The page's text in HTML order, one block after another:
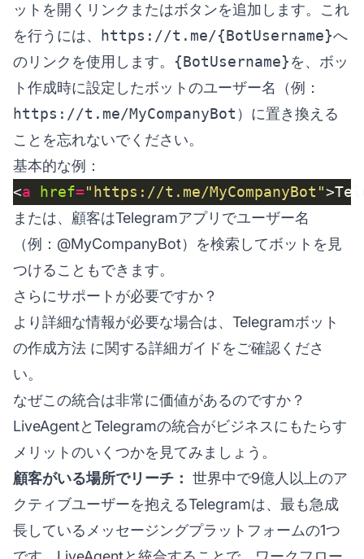
ットを開くリンクまたはボタンを追加します。これ
を行うには、
https://t.me/{BotUsername}へ
のリンクを使用します。 {BotUsername}を、ボッ
ト作成時に設定したボットのユーザー名（例：
https://t.me/MyCompanyBot ）に置き換える
ことを忘れないでください。
基本的な例：
<a href="https://t.me/MyCompanyBot"
または、顧客はTelegramアプリでユーザー名
（例：@MyCompanyBot）を検索してボットを見
つけることもできます。
さらにサポートが必要ですか？
より詳細な情報が必要な場合は、 Telegramボット
の作成方法 に関する詳細ガイドをご確認くださ
い。
なぜこの統合は非常に価値があるのですか？
LiveAgentとTelegramの統合がビジネスにもたらす
メリットのいくつかを見てみましょう。
顧客がいる場所でリーチ： 世界中で9億人以上のア
クティブユーザーを抱えるTelegramは、最も急成
長しているメッセージングプラットフォームの1つ